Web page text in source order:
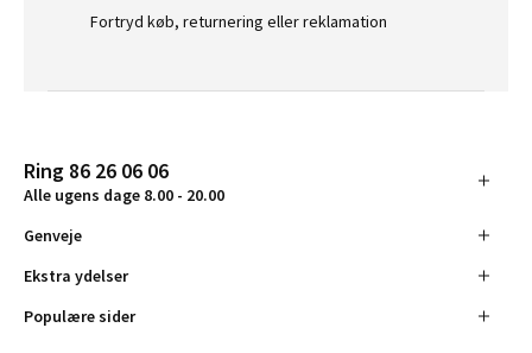
Fortryd køb, returnering eller reklamation
Ring 86 26 06 06
Alle ugens dage 8.00 - 20.00
Genveje
Ekstra ydelser
Populære sider